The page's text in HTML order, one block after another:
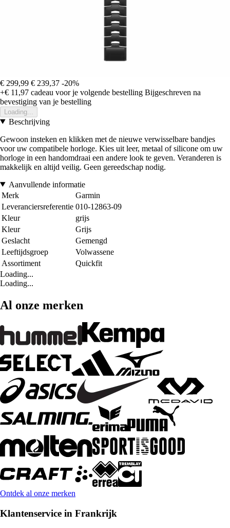
€ 299,99 € 239,37 -20%
+€ 11,97 cadeau voor je volgende bestelling Bijgeschreven na
bevestiging van je bestelling
Loading...
Beschrijving
Gewoon insteken en klikken met de nieuwe verwisselbare bandjes
voor uw compatibele horloge. Kies uit leer, metaal of silicone om uw
horloge in een handomdraai een andere look te geven. Veranderen is
makkelijk en altijd veilig. Geen gereedschap nodig.
Aanvullende informatie
Merk
Garmin
Leveranciersreferentie 010-12863-09
Kleur
grijs
Kleur
Grijs
Geslacht
Gemengd
Leeftijdsgroep
Volwassene
Assortiment
Quickfit
Loading...
Loading...
Al onze merken
Ontdek al onze merken
Klantenservice in Frankrijk